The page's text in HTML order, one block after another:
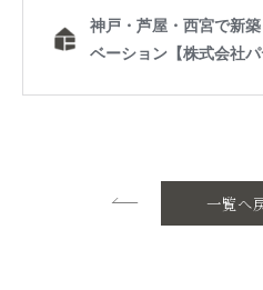
一覧へ